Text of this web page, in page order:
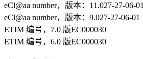
eCl@aa number，版本：11.027-27-06-01
eCl@aa number，版本：9.027-27-06-01
ETIM 编号，7.0 版EC000030
ETIM 编号，6.0 版EC000030